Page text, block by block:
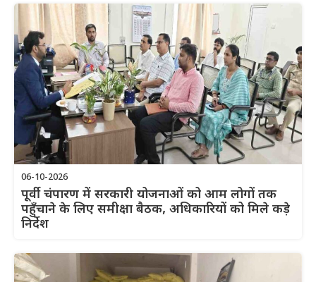
06-10-2026
पूर्वी चंपारण में सरकारी योजनाओं को आम लोगों तक
पहुँचाने के लिए समीक्षा बैठक, अधिकारियों को मिले कड़े
निर्देश